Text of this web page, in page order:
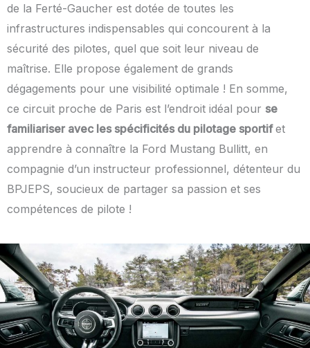
de la Ferté-Gaucher est dotée de toutes les
infrastructures indispensables qui concourent à la
sécurité des pilotes, quel que soit leur niveau de
maîtrise. Elle propose également de grands
dégagements pour une visibilité optimale ! En somme,
ce circuit proche de Paris est l’endroit idéal pour se
familiariser avec les spécificités du pilotage sportifet
apprendre à connaître la Ford Mustang Bullitt, en
compagnie d’un instructeur professionnel, détenteur du
BPJEPS, soucieux de partager sa passion et ses
compétences de pilote !